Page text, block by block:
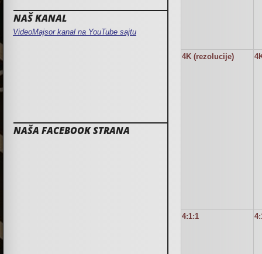
NAŠ KANAL
VideoMajsor kanal na YouTube sajtu
NAŠA FACEBOOK STRANA
4K (rezolucije)
4:1:1